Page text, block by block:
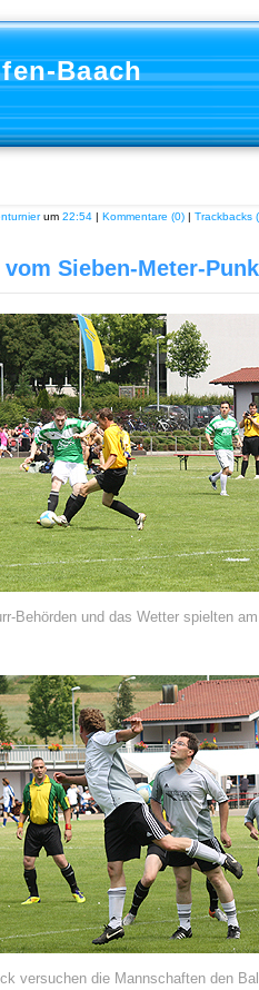
Baach
um 22:54 | Kommentare (0) | Trackbacks
Sieben-Meter-
Behörden und das Wetter spielten
versuchen die Mannschaften den